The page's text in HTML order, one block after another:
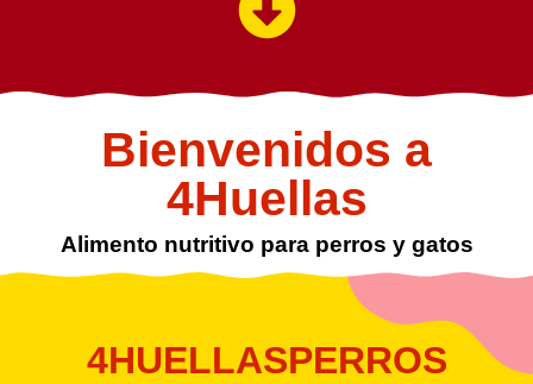
Bienvenidos a
4Huellas
Alimento nutritivo para perros y gatos
4HUELLASPERROS